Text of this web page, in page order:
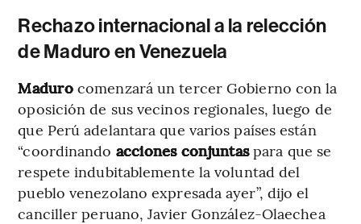
Rechazo internacional a la relección
de Maduro en Venezuela
Madurocomenzará un tercer Gobierno con la
oposición de sus vecinos regionales, luego de
que Perú adelantara que varios países están
“coordinando acciones conjuntaspara que se
respete indubitablemente la voluntad del
pueblo venezolano expresada ayer”, dijo el
canciller peruano, Javier González-Olaechea